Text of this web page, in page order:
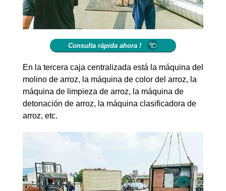
Consulta rápida ahora !
En la tercera caja centralizada está la máquina del
molino de arroz, la máquina de color del arroz, la
máquina de limpieza de arroz, la máquina de
detonación de arroz, la máquina clasificadora de
arroz, etc.